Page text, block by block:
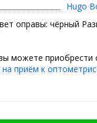
Hugo
оправы: чёрный
можете
приём к